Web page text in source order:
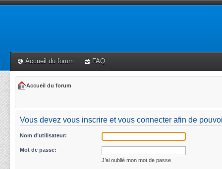
Accueil du forum FAQ
Accueil du forum
Vous devez vous inscrire et vous connecter afin de
Nom d’utilisateur:
Mot de passe:
J’ai oublié mon mot de passe